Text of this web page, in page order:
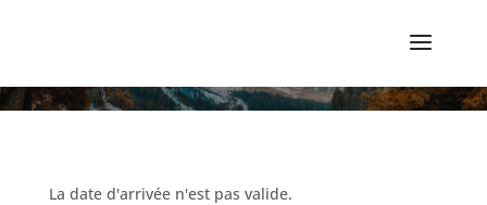
La date d'arrivée n'est pas valide.